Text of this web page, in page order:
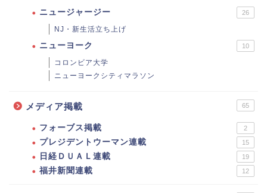
ニュージャージー 26
NJ・新生活立ち上げ
ニューヨーク 10
コロンビア大学
ニューヨークシティマラソン
メディア掲載 65
フォーブス掲載 2
プレジデントウーマン連載 15
日経ＤＵＡＬ連載 19
福井新聞連載 12